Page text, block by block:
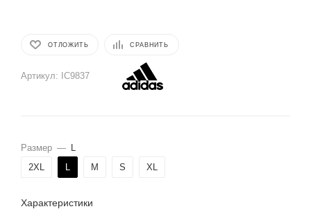
ОТЛОЖИТЬ СРАВНИТЬ
Артикул: IC9837
Размер — L
2XL
L M S XL
Характеристики